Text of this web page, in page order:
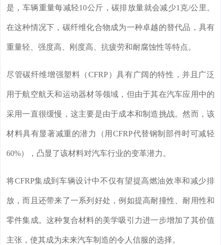
是，车辆重量每减轻10公斤，碳排放量就会减少1克/公里。
在这种情况下，碳纤维化合物成为一种卓越的替代品，具有
重量轻、强度高、刚度高、抗疲劳和耐腐蚀性等特点。
尽管碳纤维增强塑料（CFRP）具有广阔的特性，并且广泛
用于航空航天和运动器材等领域，但由于其在汽车应用中的
采用一直很缓慢，这主要是由于成本和制造挑战。然而，该
材料具有显著减重的潜力（用CFRP代替钢制部件时可减轻
60%），凸显了该材料对汽车行业的变革潜力。
将CFRP集成到车辆设计中不仅有望提高燃油效率和减少排
放，而且还带来了一系列好处，例如提高耐撞性、耐用性和
零件集成。这种复合材料的美学吸引力进一步增加了其价值
主张，使其成为未来汽车制造的令人信服的选择。